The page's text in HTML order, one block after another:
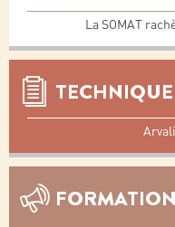
La SOMAT